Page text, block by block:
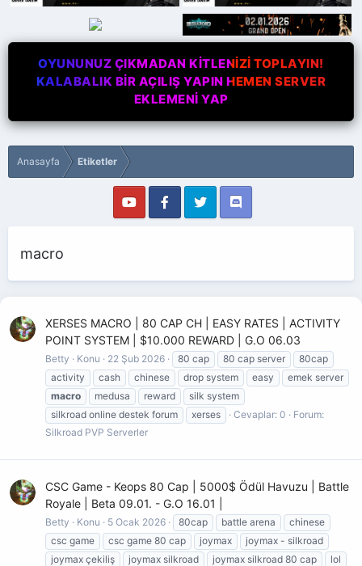
OYUNUNUZ ÇIKMADAN KİTLENİZİ TOPLAYIN!
KALABALIK BİR AÇILIŞ YAPIN HEMEN SERVER
EKLEMENİ YAP
Anasayfa Etiketler
macro
XERSES MACRO | 80 CAP CH | EASY RATES | ACTIVITY
POINT SYSTEM | $10.000 REWARD | G.O 06.03
Betty Konu 22 Şub 2026 80 cap 80 cap server
80cap
activity
cash chinese drop system easy
emek server
macro
medusa reward
silk system
silkroad online destek forum
xerses Cevaplar: 0
Forum:
Silkroad PVP Serverler
CSC Game - Keops 80 Cap | 5000$ Ödül Havuzu | Battle
Royale | Beta 09.01. - G.O 16.01 |
Betty Konu 5 Ocak 2026 80cap battle arena
chinese
csc game
csc game 80 cap joymax
joymax - silkroad
joymax çekiliş
joymax silkroad joymax silkroad 80 cap
lol